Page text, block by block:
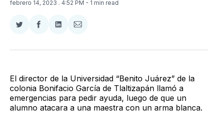
febrero 14, 2023 . 4:52 PM - 1 min read
Compartir
Twitter
Compartir
Facebook
Compartir
LinkedIn
Compartir
Email
El director de la Universidad “Benito Juárez” de la
colonia Bonifacio García de Tlaltizapán llamó a
emergencias para pedir ayuda, luego de que un
alumno atacara a una maestra con un arma blanca.